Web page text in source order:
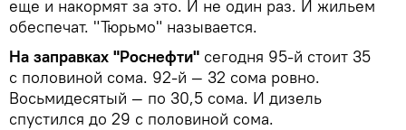
еще и накормят за это. И не один раз. И жильем
обеспечат. "Тюрьмо" называется.
На заправках "Роснефти" сегодня 95-й стоит 35
с половиной сома. 92-й — 32 сома ровно.
Восьмидесятый — по 30,5 сома. И дизель
спустился до 29 с половиной сома.